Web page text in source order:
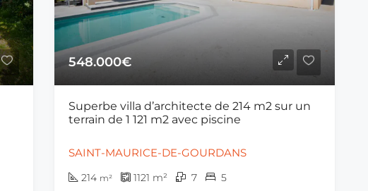
548.000€
Superbe villa d’architecte de 214 m2 sur un
terrain de 1 121 m2 avec piscine
SAINT-MAURICE-DE-GOURDANS
214 m² 1121 m² 7 5